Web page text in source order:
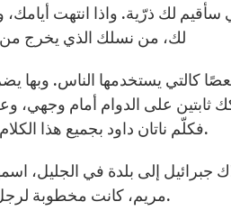
لك ذرّية. واذا انتهت
لك، من نسلك الذي يخرج من
كالتي يستخدمها الناس. وبها
ثابتين على الدوام أمام وجهي،
فكلّم ناتان داود بجميع هذا الكلام وهذه الرؤيا كلها”. ( 14-17).
إلى بلدة في الجليل،
مريم، كانت مخطوبة لرجل من بيت داود اسمه يوسف.